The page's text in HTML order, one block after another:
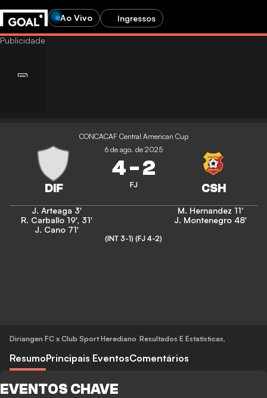
Ao Vivo Ingressos
CONCACAF Central American Cup
6 de ago. de 2025
4-2
FJ
J. Arteaga 3'
R. Carballo 19', 31'
J. Cano 71'
M. Hernandez 11'
J. Montenegro 48'
(INT 3-1) (FJ 4-2)
Diriangen FC x Club Sport Herediano Resultados E Estatísticas,
ResumoPrincipais EventosComentários
EVENTOS CHAVE